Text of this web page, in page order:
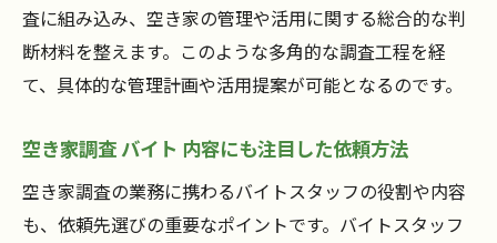
査に組み込み、空き家の管理や活用に関する総合的な判
断材料を整えます。このような多角的な調査工程を経
て、具体的な管理計画や活用提案が可能となるのです。
空き家調査 バイト 内容にも注目した依頼方法
空き家調査の業務に携わるバイトスタッフの役割や内容
も、依頼先選びの重要なポイントです。バイトスタッフ